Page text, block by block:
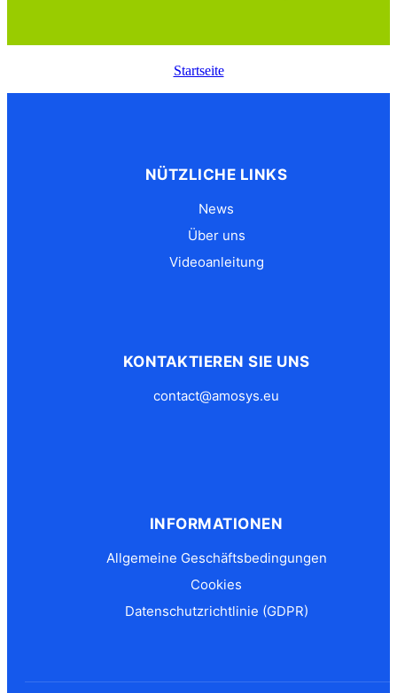
Startseite
NÜTZLICHE LINKS
News
Über uns
Videoanleitung
KONTAKTIEREN SIE UNS
contact@amosys.eu
INFORMATIONEN
Allgemeine Geschäftsbedingungen
Cookies
Datenschutzrichtlinie (GDPR)